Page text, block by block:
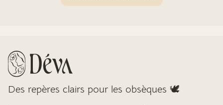
Des repères clairs pour les obsèques 🕊️